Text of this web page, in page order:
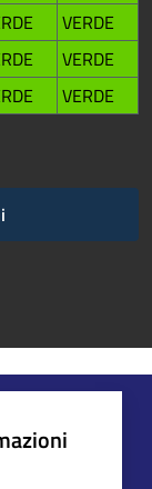
VERDE
VERDE
VERDE